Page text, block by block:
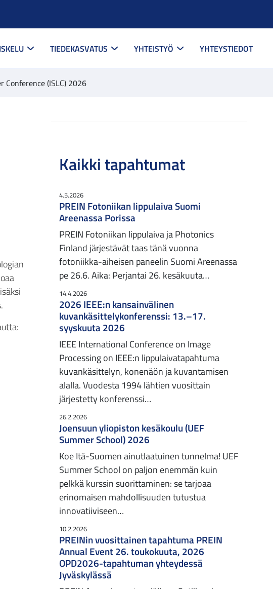
TIEDEKASVATUS YHTEISTYÖ YHTEYSTIEDOT
(ISLC) 2026
Kaikki tapahtumat
4.5.2026
PREIN Fotoniikan lippulaiva Suomi
Areenassa Porissa
PREIN Fotoniikan lippulaiva ja Photonics
Finland järjestävät taas tänä vuonna
fotoniikka-aiheisen paneelin Suomi Areenassa
pe 26.6. Aika: Perjantai 26. kesäkuuta…
14.4.2026
2026 IEEE:n kansainvälinen
kuvankäsittelykonferenssi: 13.–17.
syyskuuta 2026
IEEE International Conference on Image
Processing on IEEE:n lippulaivatapahtuma
kuvankäsittelyn, konenäön ja kuvantamisen
alalla. Vuodesta 1994 lähtien vuosittain
järjestetty konferenssi…
26.2.2026
Joensuun yliopiston kesäkoulu (UEF
Summer School) 2026
Koe Itä-Suomen ainutlaatuinen tunnelma! UEF
Summer School on paljon enemmän kuin
pelkkä kurssin suorittaminen: se tarjoaa
erinomaisen mahdollisuuden tutustua
innovatiiviseen…
10.2.2026
PREINin vuosittainen tapahtuma PREIN
Annual Event 26. toukokuuta, 2026
OPD2026-tapahtuman yhteydessä
Jyväskylässä